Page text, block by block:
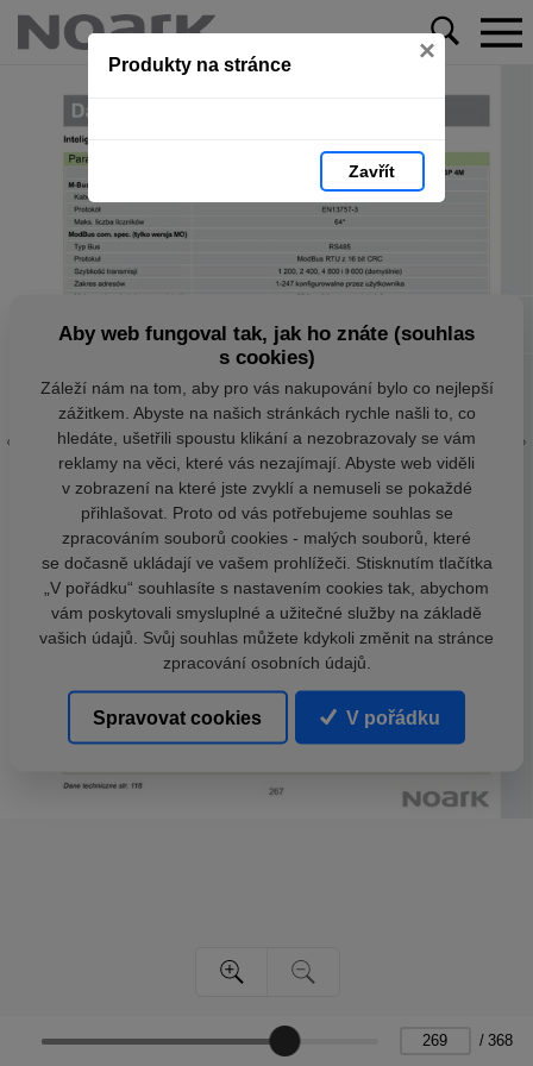
Produkty na stránce ×
Zavřít
/ 368
Aby web fungoval tak, jak ho znáte (souhlas
s cookies)
Záleží nám na tom, aby pro vás nakupování bylo co nejlepší
zážitkem. Abyste na našich stránkách rychle našli to, co
hledáte, ušetřili spoustu klikání a nezobrazovaly se vám
reklamy na věci, které vás nezajímají. Abyste web viděli
v zobrazení na které jste zvyklí a nemuseli se pokaždé
přihlašovat. Proto od vás potřebujeme souhlas se
zpracováním souborů cookies - malých souborů, které
se dočasně ukládají ve vašem prohlížeči. Stisknutím tlačítka
„V pořádku“ souhlasíte s nastavením cookies tak, abychom
vám poskytovali smysluplné a užitečné služby na základě
vašich údajů. Svůj souhlas můžete kdykoli změnit na stránce
zpracování osobních údajů.
Spravovat cookies V pořádku